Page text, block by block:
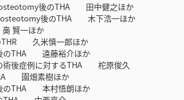
後のTHA 田中健之ほか
osteotomy後のTHA 木下浩一ほか
賢一ほか
THR 久米慎一郎ほか
のTHA 遠藤裕介ほか
術後症例に対するTHA 柁原俊久
園畑素樹ほか
のTHA 本村悟朗ほか